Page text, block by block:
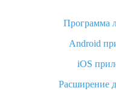
Как узнать, куда
Вы отменили заказ на
Что такое баллы на
Программа
Android
iOS
Расширение